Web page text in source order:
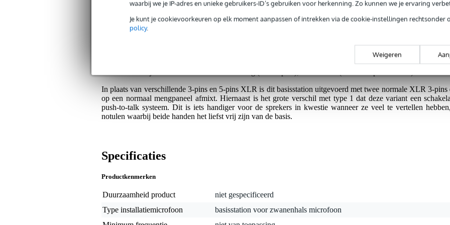
waarbij we je IP-adres en unieke gebruikers-ID’s gebruiken voor herkenning. Zo kunnen we je ervaring
Je kunt je cookievoorkeuren op elk moment aanpassen of intrekken via de cookie-instellingen rechtsonder
policy.
Weigeren
K&M is niet alleen het merk voor mobiele apparatuur, installaties en stabiele statieven, maar ook wanneer u
Dit vergadersysteem van K&M is de ultieme mogelijkheid om een net afgewerkt systeem aan te leggen
goed debat of een goede vergadering te voeren. De verschillende leverbare tafelbasisstations maken het
In plaats van verschillende 3-pins en 5-pins XLR is dit basisstation uitgevoerd met twee normale XLR 3-pins
op een normaal mengpaneel afmixt. Hiernaast is het grote verschil met type 1 dat deze variant een
push-to-talk systeem. Dit is iets handiger voor de sprekers in kwestie wanneer ze veel te vertellen
notulen waarbij beide handen het liefst vrij zijn van de basis.
Specificaties
Productkenmerken
Duurzaamheid product
niet gespecificeerd
Type installatiemicrofoon
basisstation voor zwanenhals microfoon